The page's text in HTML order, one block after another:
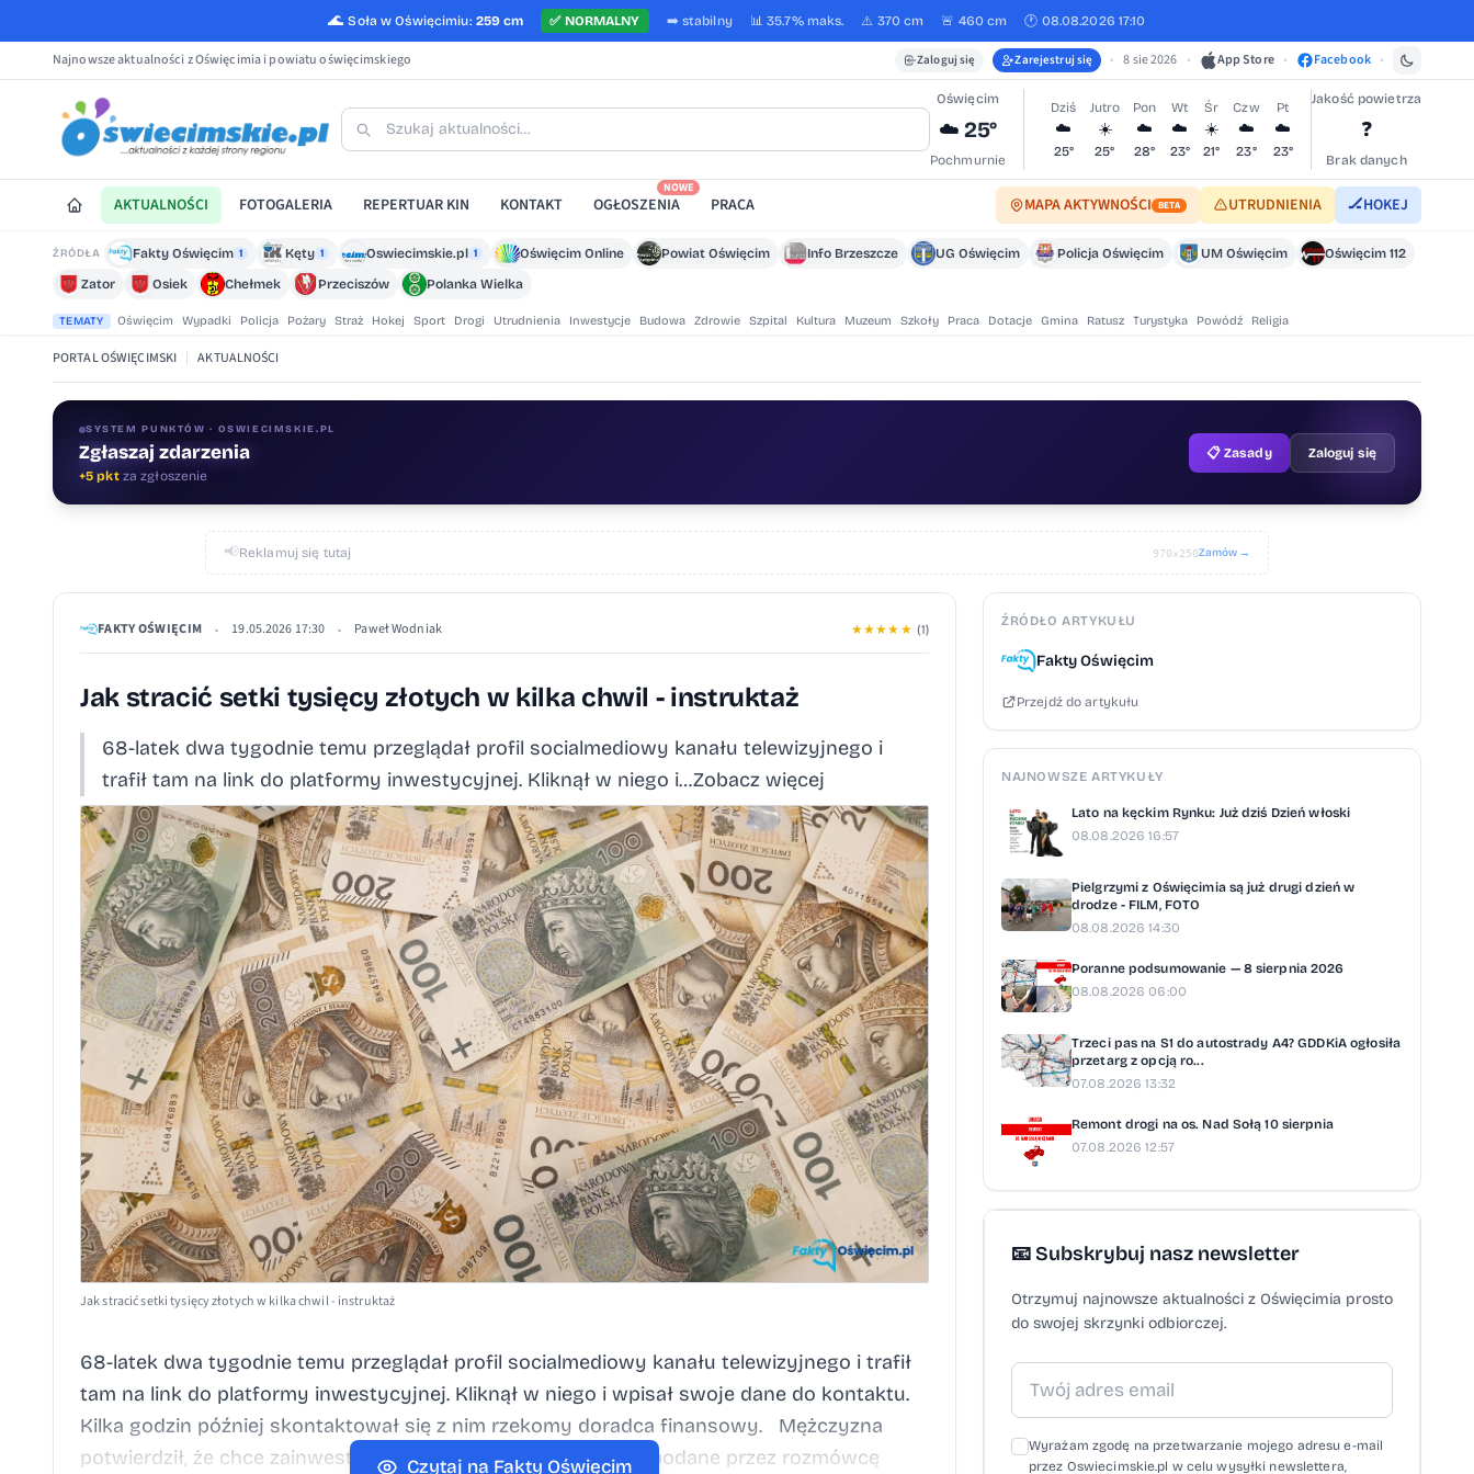
🌊 Soła w Oświęcimiu: 259 cm ✅ NORMALNY ➡️ stabilny 📊 35.7% maks. ⚠️ 370 cm 🚨 460 cm 🕐 08.08.2026 17:10
Najnowsze aktualności z Oświęcimia i powiatu oświęcimskiego Zaloguj się Zarejestruj się • 8 sie 2026 • App Store • Facebook •
Oświęcim
☁️ 25°
Pochmurnie
Dziś
☁️
25°
Jutro
☀️
25°
Pon
☁️
28°
Wt
☁️
23°
Śr
☀️
21°
Czw
☁️
23°
Pt
☁️
23°
Jakość powietrza
❓
Brak danych
AKTUALNOŚCI FOTOGALERIA REPERTUAR KIN KONTAKT OGŁOSZENIA
NOWE
PRACA MAPA AKTYWNOŚCI BETA UTRUDNIENIA 🏒HOKEJ
ŹRÓDŁA Fakty Oświęcim 1 Kęty 1 Oswiecimskie.pl 1 Oświęcim Online Powiat Oświęcim Info Brzeszcze UG Oświęcim Policja Oświęcim UM Oświęcim
Oświęcim 112
Zator
Osiek Chełmek Przeciszów Polanka Wielka
TEMATY Oświęcim Wypadki Policja Pożary Straż Hokej Sport Drogi Utrudnienia Inwestycje Budowa Zdrowie Szpital Kultura Muzeum Szkoły Praca Dotacje Gmina Ratusz Turystyka Powódź Religia
PORTAL OŚWIĘCIMSKI | AKTUALNOŚCI
SYSTEM PUNKTÓW · OSWIECIMSKIE.PL
Zgłaszaj zdarzenia
+5 pktza zgłoszenie
📋 Zasady Zaloguj się
📢Reklamuj się tutaj 970×250Zamów →
FAKTY OŚWIĘCIM • 19.05.2026 17:30 • Paweł Wodniak ★★★★ ★ (1)
Jak stracić setki tysięcy złotych w kilka chwil - instruktaż
68-latek dwa tygodnie temu przeglądał profil socialmediowy kanału telewizyjnego i
trafił tam na link do platformy inwestycyjnej. Kliknął w niego i…Zobacz więcej
Jak stracić setki tysięcy złotych w kilka chwil - instruktaż
68-latek dwa tygodnie temu przeglądał profil socialmediowy kanału telewizyjnego i trafił
tam na link do platformy inwestycyjnej. Kliknął w niego i wpisał swoje dane do kontaktu.
Kilka godzin później skontaktował się z nim rzekomy doradca finansowy. Mężczyzna
potwierdził, że chce zainwestować pieniądze. Ostatecznie na podane przez rozmówcę
Czytaj na Fakty Oświęcim
ŹRÓDŁO ARTYKUŁU
Fakty Oświęcim
Przejdź do artykułu
NAJNOWSZE ARTYKUŁY
Lato na kęckim Rynku: Już dziś Dzień włoski
08.08.2026 16:57
Pielgrzymi z Oświęcimia są już drugi dzień w
drodze - FILM, FOTO
08.08.2026 14:30
Poranne podsumowanie — 8 sierpnia 2026
08.08.2026 06:00
Trzeci pas na S1 do autostrady A4? GDDKiA ogłosiła
przetarg z opcją ro...
07.08.2026 13:32
Remont drogi na os. Nad Sołą 10 sierpnia
07.08.2026 12:57
📧 Subskrybuj nasz newsletter
Otrzymuj najnowsze aktualności z Oświęcimia prosto
do swojej skrzynki odbiorczej.
Wyrażam zgodę na przetwarzanie mojego adresu e-mail
przez Oswiecimskie.pl w celu wysyłki newslettera,